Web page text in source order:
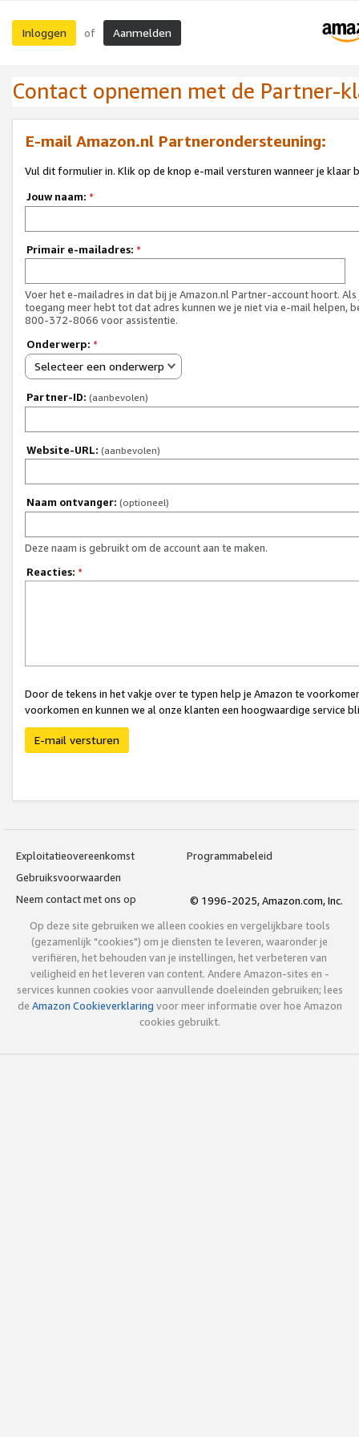
Inloggen of Aanmelden
Contact opnemen met de Partner-
E-mail Amazon.nl Partnerondersteuning:
Vul dit formulier in. Klik op de knop e-mail versturen wanneer je klaar
Jouw naam: *
Primair e-mailadres: *
Voer het e-mailadres in dat bij je Amazon.nl Partner-account hoort. Als
toegang meer hebt tot dat adres kunnen we je niet via e-mail helpen,
800-372-8066 voor assistentie.
Onderwerp: *
Selecteer een onderwerp
Partner-ID: (aanbevolen)
Website-URL: (aanbevolen)
Naam ontvanger: (optioneel)
Deze naam is gebruikt om de account aan te maken.
Reacties: *
Door de tekens in het vakje over te typen help je Amazon te
voorkomen en kunnen we al onze klanten een hoogwaardige service
E-mail versturen
Exploitatieovereenkomst
Programmabeleid
Gebruiksvoorwaarden
Neem contact met ons op
© 1996-2025, Amazon.com, Inc.
Op deze site gebruiken we alleen cookies en vergelijkbare tools
(gezamenlijk "cookies") om je diensten te leveren, waaronder je
verifiëren, het behouden van je instellingen, het verbeteren van
veiligheid en het leveren van content. Andere Amazon-sites en -
services kunnen cookies voor aanvullende doeleinden gebruiken; lees
de Amazon Cookieverklaring voor meer informatie over hoe Amazon
cookies gebruikt.